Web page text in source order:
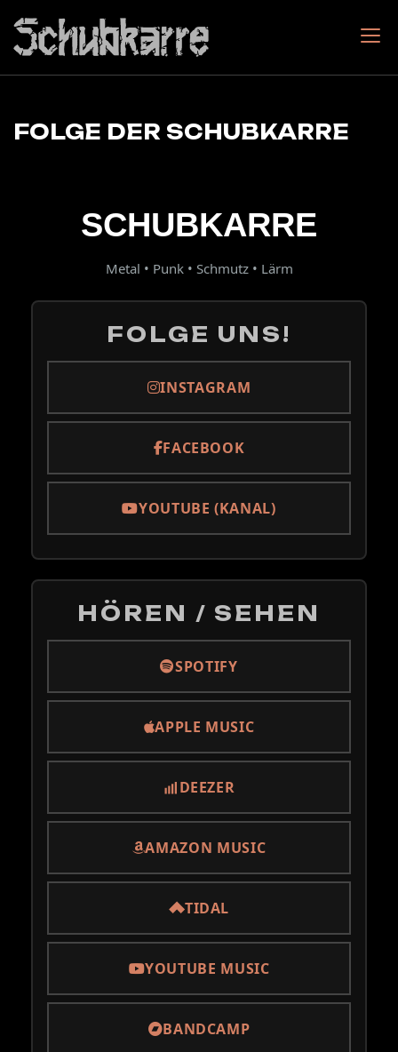
content
FOLGE DER SCHUBKARRE
SCHUBKARRE
Metal • Punk • Schmutz • Lärm
FOLGE UNS!
INSTAGRAM
FACEBOOK
YOUTUBE (KANAL)
HÖREN / SEHEN
SPOTIFY
APPLE MUSIC
DEEZER
AMAZON MUSIC
TIDAL
YOUTUBE MUSIC
BANDCAMP